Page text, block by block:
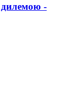
дилемою -